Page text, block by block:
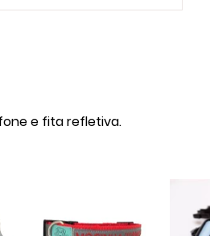
e fita refletiva.